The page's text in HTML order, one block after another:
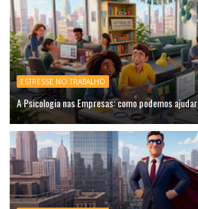
ESTRESSE NO TRABALHO
A Psicologia nas Empresas: como podemos ajudar